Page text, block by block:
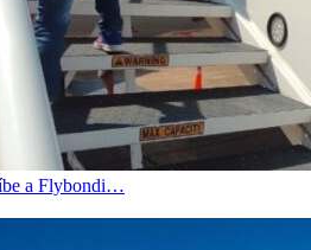
a Flybondi…